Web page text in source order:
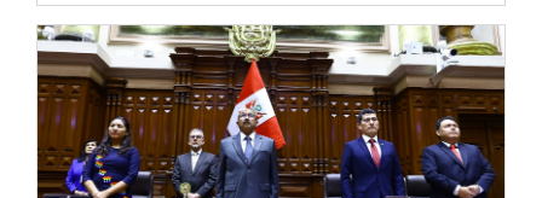
PRENSA-CONGRESO